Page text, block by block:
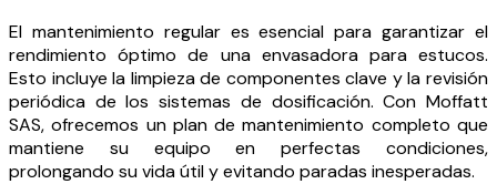
El mantenimiento regular es esencial para garantizar el
rendimiento óptimo de una envasadora para estucos.
Esto incluye la limpieza de componentes clave y la revisión
periódica de los sistemas de dosificación. Con Moffatt
SAS, ofrecemos un plan de mantenimiento completo que
mantiene su equipo en perfectas condiciones,
prolongando su vida útil y evitando paradas inesperadas.